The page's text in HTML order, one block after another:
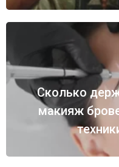
Сколько
макияж